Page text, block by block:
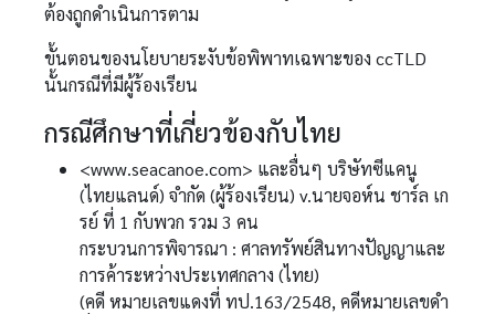
ต้องถูกดำเนินการตาม
ขั้นตอนของนโยบายระงับข้อพิพาทเฉพาะของ ccTLD
นั้นกรณีที่มีผู้ร้องเรียน
กรณีศึกษาที่เกี่ยวข้องกับไทย
<www.seacanoe.com> และอื่นๆ บริษัทซีแคนู
(ไทยแลนด์) จำกัด (ผู้ร้องเรียน) v.นายจอห์น ชาร์ล เก
รย์ ที่ 1 กับพวก รวม 3 คน
กระบวนการพิจารณา : ศาลทรัพย์สินทางปัญญาและ
การค้าระหว่างประเทศกลาง (ไทย)
(คดี หมายเลขแดงที่ ทป.163/2548, คดีหมายเลขดำ